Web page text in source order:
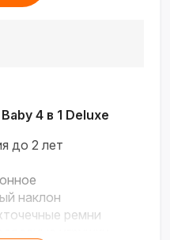
4 в 1 Deluxe
до 2 лет
наклон
ремни